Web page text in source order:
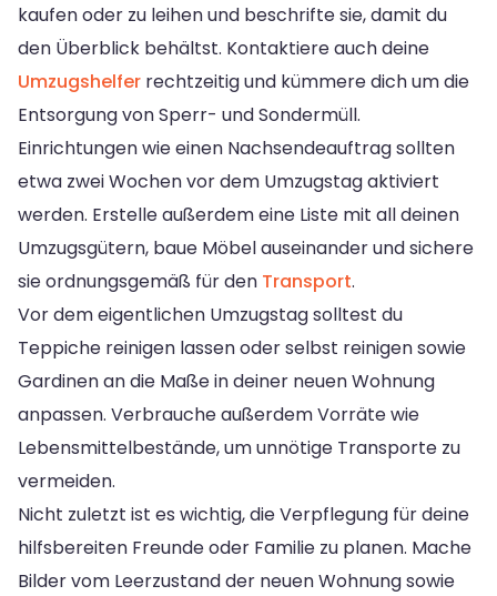
kaufen oder zu leihen und beschrifte sie, damit du
den Überblick behältst. Kontaktiere auch deine
Umzugshelfer rechtzeitig und kümmere dich um die
Entsorgung von Sperr- und Sondermüll.
Einrichtungen wie einen Nachsendeauftrag sollten
etwa zwei Wochen vor dem Umzugstag aktiviert
werden. Erstelle außerdem eine Liste mit all deinen
Umzugsgütern, baue Möbel auseinander und sichere
sie ordnungsgemäß für den Transport.
Vor dem eigentlichen Umzugstag solltest du
Teppiche reinigen lassen oder selbst reinigen sowie
Gardinen an die Maße in deiner neuen Wohnung
anpassen. Verbrauche außerdem Vorräte wie
Lebensmittelbestände, um unnötige Transporte zu
vermeiden.
Nicht zuletzt ist es wichtig, die Verpflegung für deine
hilfsbereiten Freunde oder Familie zu planen. Mache
Bilder vom Leerzustand der neuen Wohnung sowie